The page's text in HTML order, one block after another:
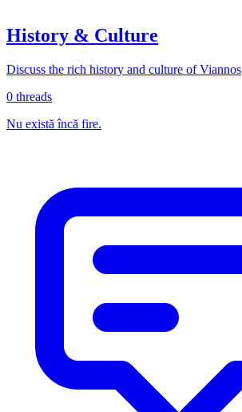
History & Culture
Discuss the rich history and culture of Viannos
0 threads
Nu există încă fire.